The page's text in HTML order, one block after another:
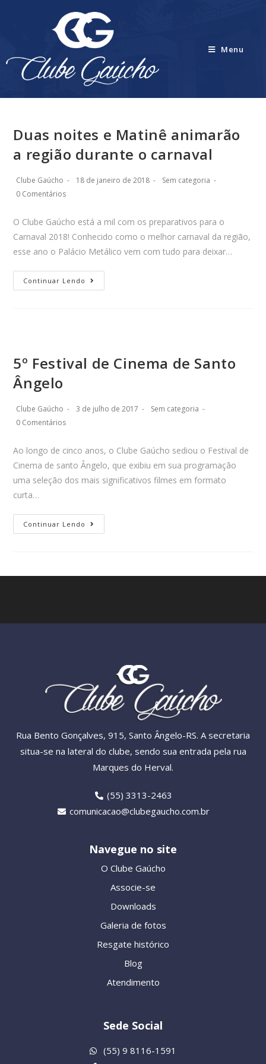
Menu
Duas noites e Matinê animarão
a região durante o carnaval
Clube Gaúcho 18 de janeiro de 2018
Sem categoria
0 Comentários
O Clube Gaúcho está a mil com os preparativos para o
Carnaval 2018! Conhecido como o melhor carnaval da região,
esse ano o Palácio Metálico vem com tudo para deixar…
Continuar Lendo
5º Festival de Cinema de Santo
Ângelo
Clube Gaúcho 3 de julho de 2017
Sem categoria
0 Comentários
Ao longo de cinco anos, o Clube Gaúcho sediou o Festival de
Cinema de santo Ângelo, que exibiu em sua programação
uma seleção dos mais significativos filmes em formato
curta…
Continuar Lendo
Rua Bento Gonçalves, 915, Santo Ângelo-RS. A secretaria
situa-se na lateral do clube, sendo sua entrada pela rua
Marques do Herval.
(55) 3313-2463
comunicacao@clubegaucho.com.br
Navegue no site
O Clube Gaúcho
Associe-se
Downloads
Galeria de fotos
Resgate histórico
Blog
Atendimento
Sede Social
(55) 9 8116-1591